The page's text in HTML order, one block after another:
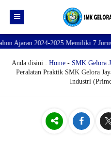
Beranda
Profil
PROFILE SEKOLAH
VISI dan MISI
DATA SISWA
DATA GURU
JURUSAN
Memiliki 7 Jurusan yaitu:
Anda disini : Home - SMK Gelora
Peralatan Praktik SMK Gelora
Industri